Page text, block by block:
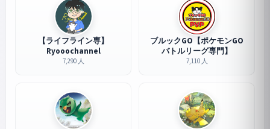
【ライフライン専】
Ryooochannel
7,290 人
ブルックGO【ポケモンGO
バトルリーグ専門】
7,110 人